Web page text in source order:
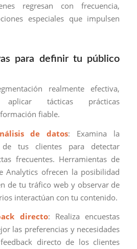
regresan con frecuencia,
especiales que impulsen
para definir tu público
realmente efectiva,
tácticas prácticas
fiable.
de datos: Examina la
tus clientes para detectar
frecuentes. Herramientas de
Analytics ofrecen la posibilidad
de tu tráfico web y observar de
interactúan con tu contenido.
directo: Realiza encuestas
las preferencias y necesidades
directo de los clientes